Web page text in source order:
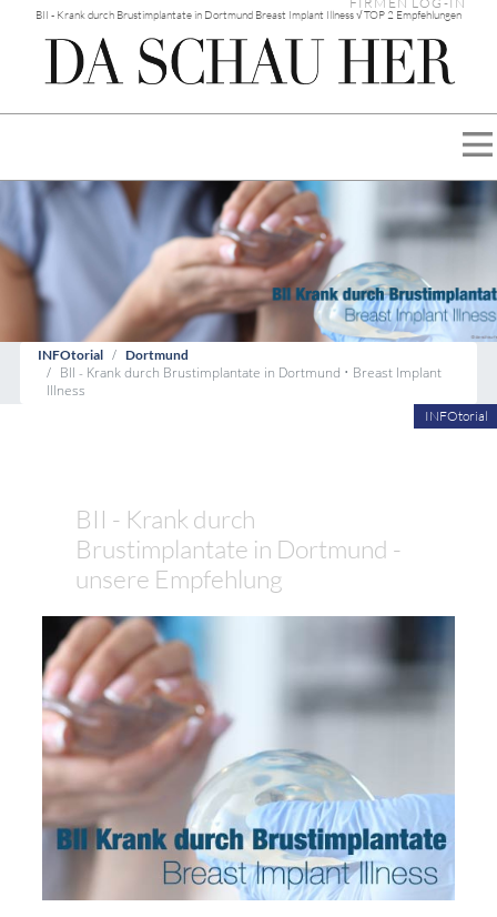
BII - Krank durch Brustimplantate in Dortmund Breast Implant Illness √ TOP 2 Empfehlungen
INFOtorial Dortmund
BII - Krank durch Brustimplantate in Dortmund • Breast Implant
Illness
INFOtorial
BII - Krank durch
Brustimplantate in Dortmund -
unsere Empfehlung